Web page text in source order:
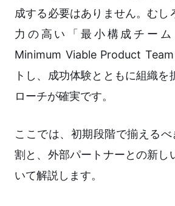
成する必要はありません。むし
力の高い「最小構成チーム
Minimum Viable Product
トし、成功体験とともに組織を
ローチが確実です。
ここでは、初期段階で揃える
割と、外部パートナーとの新し
いて解説します。